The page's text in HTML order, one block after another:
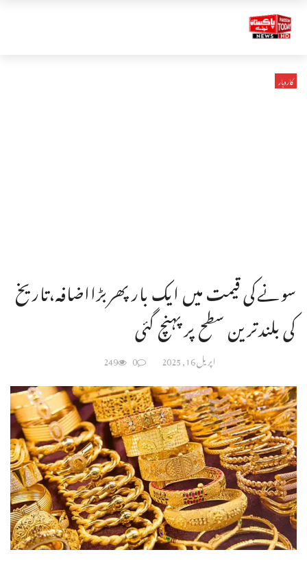
کاروبار
سونےکی قیمت میں ایک بارپھربڑااضافہ،تاریخ
کی بلندترین سطح پرپہنچ گئی
اپریل 16, 2025 0
249